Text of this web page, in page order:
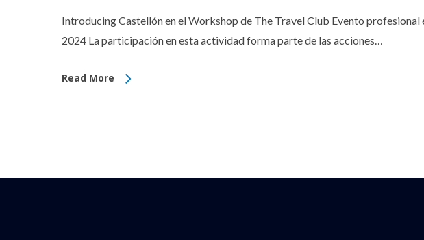
Introducing Castellón en el Workshop de The Travel Club Evento
2024 La participación en esta actividad forma parte de las acciones…
Read More